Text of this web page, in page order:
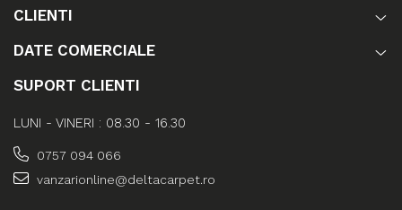
CLIENTI
DATE COMERCIALE
SUPORT CLIENTI
LUNI - VINERI : 08.30 - 16.30
0757 094 066
vanzarionline@deltacarpet.ro